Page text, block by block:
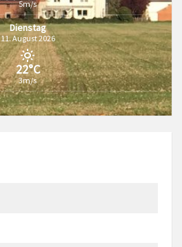
5m/s
Dienstag
11. August 2026
22°C
3m/s